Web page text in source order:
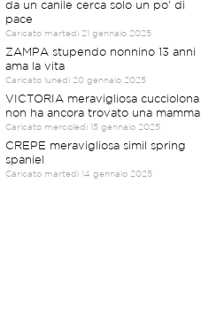
da un canile cerca solo un po' di
pace
Caricato martedì 21 gennaio 2025
ZAMPA stupendo nonnino 13 anni
ama la vita
Caricato lunedì 20 gennaio 2025
VICTORIA meravigliosa cucciolona
non ha ancora trovato una mamma
Caricato mercoledì 15 gennaio 2025
CREPE meravigliosa simil spring
spaniel
Caricato martedì 14 gennaio 2025